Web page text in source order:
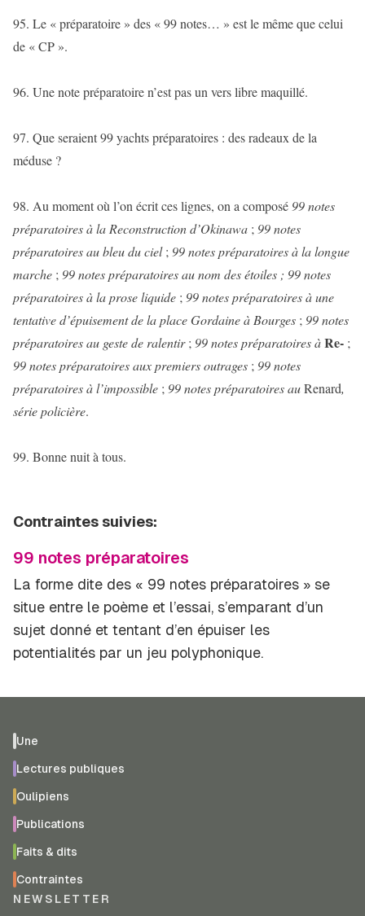
95. Le « préparatoire » des « 99 notes… » est le même que celui
de « CP ».
96. Une note préparatoire n’est pas un vers libre maquillé.
97. Que seraient 99 yachts préparatoires : des radeaux de la
méduse ?
98. Au moment où l’on écrit ces lignes, on a composé 99 notes
préparatoires à la Reconstruction d’Okinawa ; 99 notes
préparatoires au bleu du ciel; 99 notes préparatoires à la longue
marche ; 99 notes préparatoires au nom des étoiles ; 99 notes
préparatoires à la prose liquide ; 99 notes préparatoires à une
tentative d’épuisement de la place Gordaine à Bourges ; 99 notes
préparatoires au geste de ralentir; 99 notes préparatoires àRe- ;
99 notes préparatoires aux premiers outrages ; 99 notes
préparatoires à l’impossible ; 99 notes préparatoires auRenard,
série policière.
99. Bonne nuit à tous.
Contraintes suivies:
99 notes préparatoires
La forme dite des « 99 notes préparatoires » se
situe entre le poème et l’essai, s’emparant d’un
sujet donné et tentant d’en épuiser les
potentialités par un jeu polyphonique.
Une
Lectures publiques
Oulipiens
Publications
Faits & dits
Contraintes
NEWSLETTER